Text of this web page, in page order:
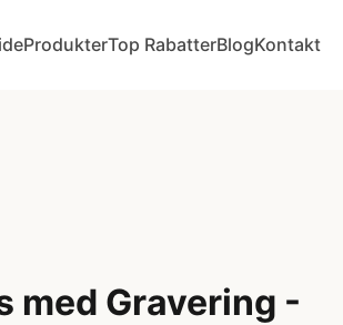
ProdukterTop RabatterBlogKontakt
med Gravering -